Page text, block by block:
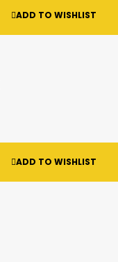
ADD TO WISHLIST
ADD TO WISHLIST